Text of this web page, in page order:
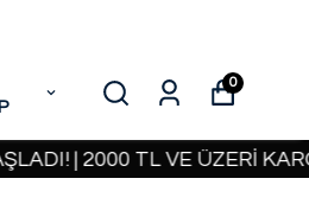
0
2000 TL VE ÜZERİ KARGO